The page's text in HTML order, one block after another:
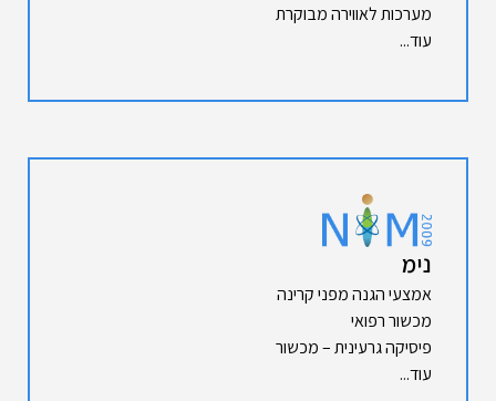
מערכות לאווירה מבוקרת
עוד...
נימ
אמצעי הגנה מפני קרינה
מכשור רפואי
פיסיקה גרעינית – מכשור
עוד...